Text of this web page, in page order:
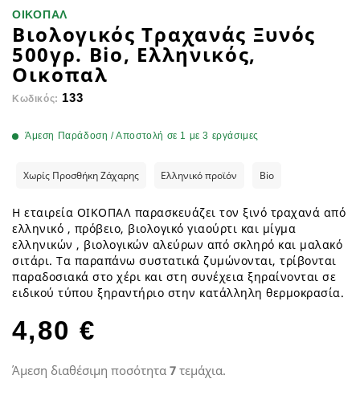
ΟΙΚΟΠΑΛ
Βιολογικός Τραχανάς Ξυνός
500γρ. Bio, Ελληνικός,
Οικοπαλ
Κωδικός: 133
Άμεση Παράδοση / Αποστολή σε 1 με 3 εργάσιμες
Χωρίς Προσθήκη Ζάχαρης Ελληνικό προϊόν Bio
Η εταιρεία ΟΙΚΟΠΑΛ παρασκευάζει τον ξινό τραχανά από
ελληνικό , πρόβειο, βιολογικό γιαούρτι και μίγμα
ελληνικών , βιολογικών αλεύρων από σκληρό και μαλακό
σιτάρι. Τα παραπάνω συστατικά ζυμώνονται, τρίβονται
παραδοσιακά στο χέρι και στη συνέχεια ξηραίνονται σε
ειδικού τύπου ξηραντήριο στην κατάλληλη θερμοκρασία.
4,80 €
Άμεση διαθέσιμη ποσότητα 7 τεμάχια.